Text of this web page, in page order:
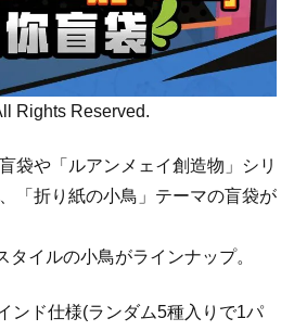
Rights Reserved.
袋や「ルアンメェイ創造物」シリ
「折り紙の小鳥」テーマの盲袋が
イルの小鳥がラインナップ。
ンド仕様(ランダム5種入りで1パ